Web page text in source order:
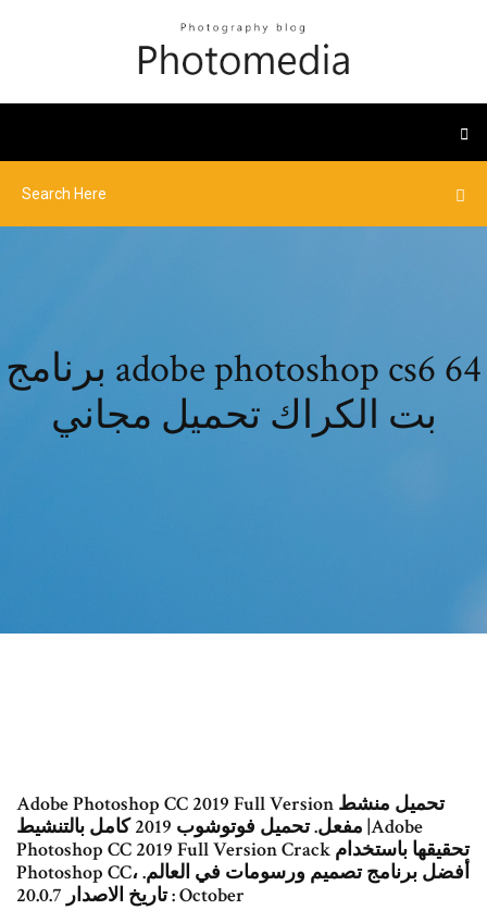
برنامج adobe photoshop cs6 64
بت الكراك تحميل مجاني
Adobe Photoshop CC 2019 Full Version تحميل منشط
مفعل. تحميل فوتوشوب 2019 كامل بالتنشيط |Adobe
Photoshop CC 2019 Full Version Crack تحقيقها باستخدام
Photoshop CC، أفضل برنامج تصميم ورسومات في العالم.
تاريخ الاصدار 20.0.7 : October